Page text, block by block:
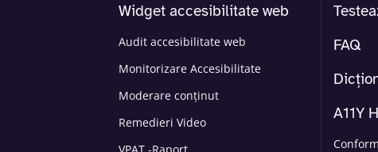
Widget accesibilitate web
Audit accesibilitate web
Monitorizare Accesibilitate
Moderare conținut
Remedieri Video
VPAT -Raport
FAQ
A11Y